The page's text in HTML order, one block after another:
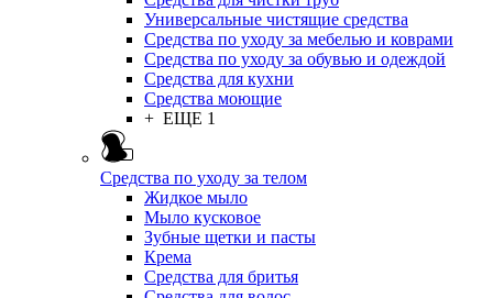
Универсальные чистящие средства
Средства по уходу за мебелью и коврами
Средства по уходу за обувью и одеждой
Средства для кухни
Средства моющие
+ ЕЩЕ 1
Средства по уходу за телом
Жидкое мыло
Мыло кусковое
Зубные щетки и пасты
Крема
Средства для бритья